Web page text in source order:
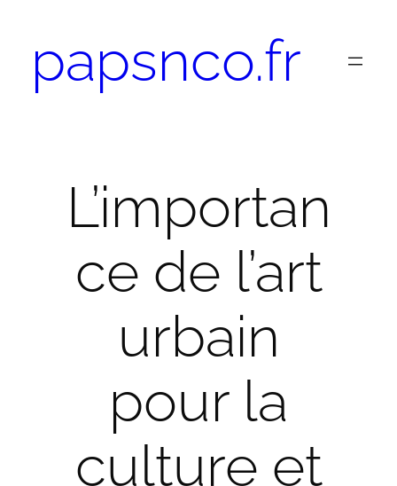
contenu
papsnco.fr
L’importan
ce de l’art
urbain
pour la
culture et